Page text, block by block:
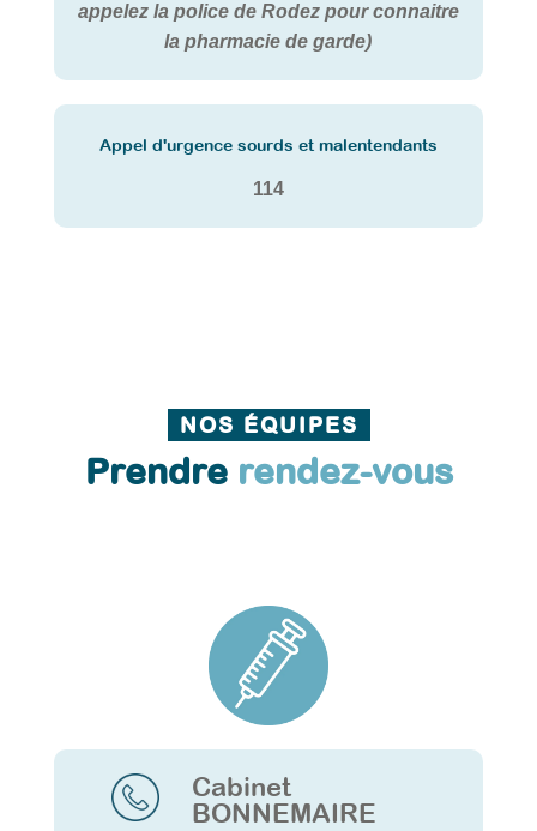
appelez la police de Rodez pour connaitre
la pharmacie de garde)
Appel d'urgence sourds et malentendants
114
NOS ÉQUIPES
Prendrerendez-vous
Cabinet
BONNEMAIRE